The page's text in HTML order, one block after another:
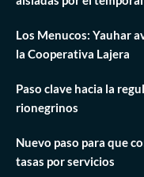
Los Menucos: Yauhar
la Cooperativa Lajera
Paso clave hacia la
rionegrinos
Nuevo paso para que
tasas por servicios